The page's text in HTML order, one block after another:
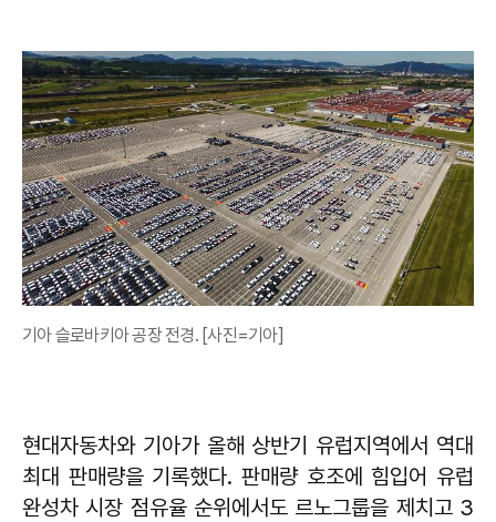
기아 슬로바키아 공장 전경. [사진=기아]
현대자동차와 기아가 올해 상반기 유럽지역에서 역대
최대 판매량을 기록했다. 판매량 호조에 힘입어 유럽
완성차 시장 점유율 순위에서도 르노그룹을 제치고 3